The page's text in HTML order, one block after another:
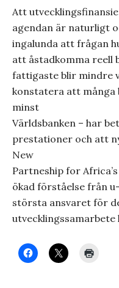
Att
agendan är naturligt
ingalunda att frågan
att åstadkomma reell
fattigaste blir mindre
konstatera att många
minst
Världsbanken – har
prestationer och att
New
Partneship for
ökad förståelse från
största ansvaret för
utvecklingssamarbete